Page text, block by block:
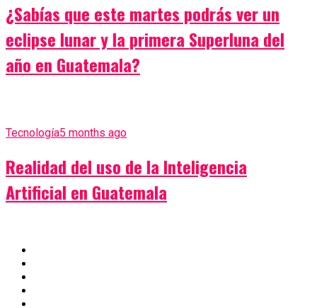
¿Sabías que este martes podrás ver un
eclipse lunar y la primera Superluna del
año en Guatemala?
Tecnología5 months ago
Realidad del uso de la Inteligencia
Artificial en Guatemala